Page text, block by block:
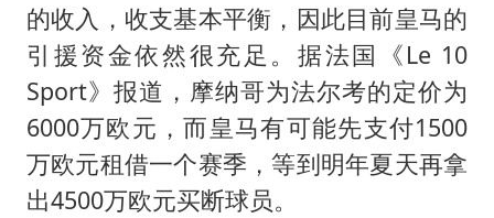
的收入，收支基本平衡，因此目前皇马的
引援资金依然很充足。据法国《Le 10
Sport》报道，摩纳哥为法尔考的定价为
6000万欧元，而皇马有可能先支付1500
万欧元租借一个赛季，等到明年夏天再拿
出4500万欧元买断球员。